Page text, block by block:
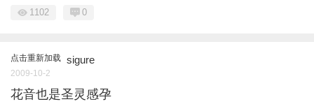
1102 0
点击重新加载 sigure
2009-10-2
花音也是圣灵感孕